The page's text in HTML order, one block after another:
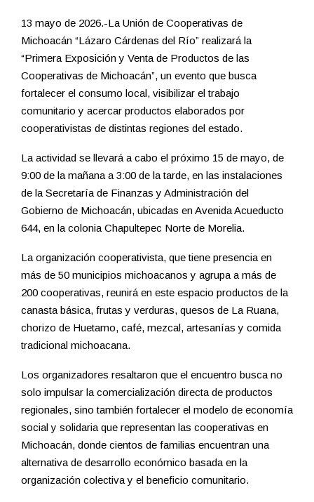
13 mayo de 2026.-La Unión de Cooperativas de
Michoacán “Lázaro Cárdenas del Río” realizará la
“Primera Exposición y Venta de Productos de las
Cooperativas de Michoacán”, un evento que busca
fortalecer el consumo local, visibilizar el trabajo
comunitario y acercar productos elaborados por
cooperativistas de distintas regiones del estado.
La actividad se llevará a cabo el próximo 15 de mayo, de
9:00 de la mañana a 3:00 de la tarde, en las instalaciones
de la Secretaría de Finanzas y Administración del
Gobierno de Michoacán, ubicadas en Avenida Acueducto
644, en la colonia Chapultepec Norte de Morelia.
La organización cooperativista, que tiene presencia en
más de 50 municipios michoacanos y agrupa a más de
200 cooperativas, reunirá en este espacio productos de la
canasta básica, frutas y verduras, quesos de La Ruana,
chorizo de Huetamo, café, mezcal, artesanías y comida
tradicional michoacana.
Los organizadores resaltaron que el encuentro busca no
solo impulsar la comercialización directa de productos
regionales, sino también fortalecer el modelo de economía
social y solidaria que representan las cooperativas en
Michoacán, donde cientos de familias encuentran una
alternativa de desarrollo económico basada en la
organización colectiva y el beneficio comunitario.